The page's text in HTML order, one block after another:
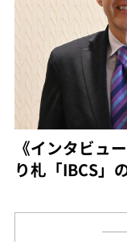
《インタビュ
り札「IBCS」